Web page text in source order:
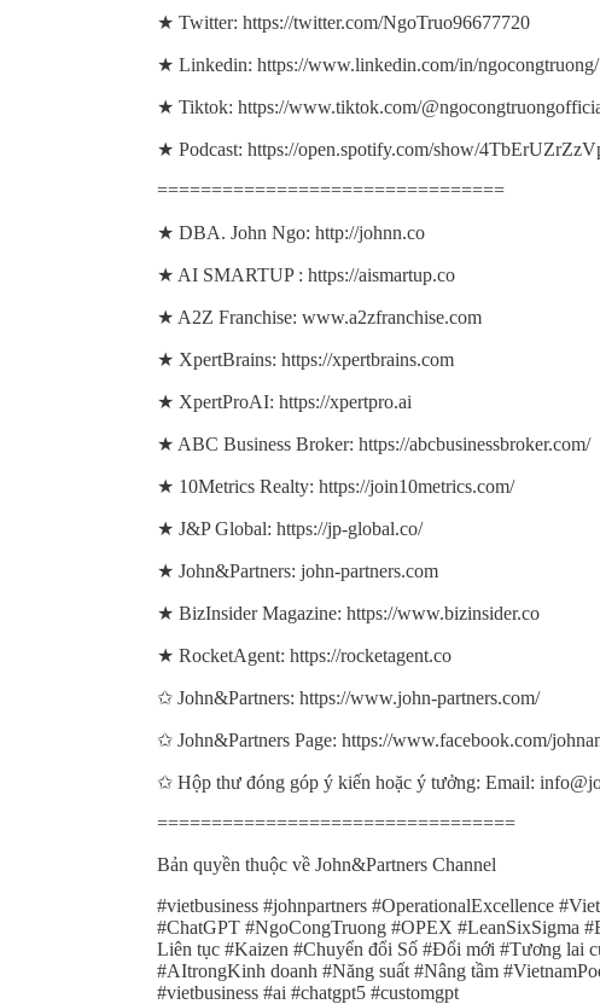
★ Twitter: https://twitter.com/NgoTruo96677720
★ Linkedin: https://www.linkedin.com/in/ngocongtruong/
★ Tiktok: https://www.tiktok.com/
★ Podcast: https://open.spotify.com/show/
================================
★ DBA. John Ngo: http://johnn.co
★ AI SMARTUP : https://aismartup.co
★ A2Z Franchise: www.a2zfranchise.com
★ XpertBrains: https://xpertbrains.com
★ XpertProAI: https://xpertpro.ai
★ ABC Business Broker: https://abcbusinessbroker.com/
★ 10Metrics Realty: https://join10metrics.com/
★ J&P Global: https://jp-global.co/
★ John&Partners: john-partners.com
★ BizInsider Magazine: https://www.bizinsider.co
★ RocketAgent: https://rocketagent.co
✩ John&Partners: https://www.john-partners.com/
✩ John&Partners Page: https://www.facebook.com/
✩ Hộp thư đóng góp ý kiến hoặc ý tưởng: Email:
=================================
Bản quyền thuộc về John&Partners Channel
#vietbusiness #johnpartners #OperationalExcellence
#ChatGPT #NgoCongTruong #OPEX #LeanSixSigma
Liên tục #Kaizen #Chuyển đổi Số #Đổi mới #Tương lai
#AItrongKinh doanh #Năng suất #Nâng tầm
#vietbusiness #ai #chatgpt5 #customgpt